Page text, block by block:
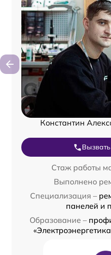
Константин
Стаж работы
Выполнено
Специализация –
панелей и
Образование –